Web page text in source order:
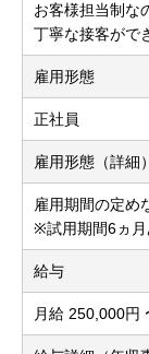
お客様担当制な
丁寧な接客がで
雇用形態
正社員
雇用形態（詳細）
雇用期間の定
※試用期間6ヵ月
給与
月給 250,000円